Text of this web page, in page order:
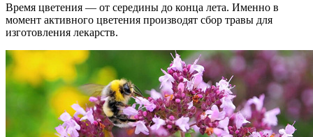
Время цветения — от середины до конца лета. Именно в
момент активного цветения производят сбор травы для
изготовления лекарств.